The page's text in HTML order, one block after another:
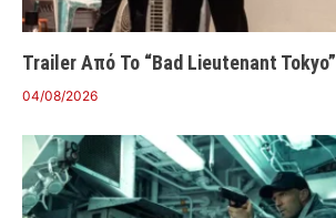
Trailer Από Το “Bad Lieutenant Tokyo”
04/08/2026